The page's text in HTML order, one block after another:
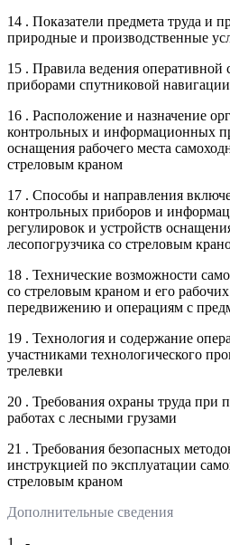
14 . Показатели предмета труда и
природные и производственные
15 . Правила ведения
приборами спутниковой навигации
16 . Расположение и назначение
контрольных и информационных
оснащения рабочего места
стреловым краном
17 . Способы и направления
контрольных приборов и
регулировок и устройств
лесопогрузчика со стреловым
18 . Технические возможности
со стреловым краном и его
передвижению и операциям с
19 . Технология и содержание
участниками технологического
трелевки
20 . Требования охраны труда при
работах с лесными грузами
21 . Требования безопасных
инструкцией по эксплуатации
стреловым краном
Дополнительные сведения